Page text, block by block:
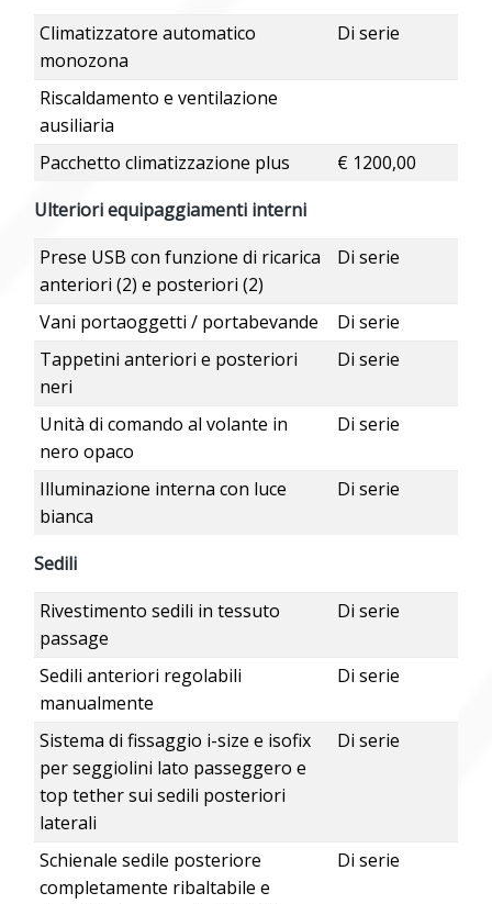
Climatizzatore automatico
monozona
Di serie
Riscaldamento e ventilazione
ausiliaria
Pacchetto climatizzazione plus
€ 1200,00
Ulteriori equipaggiamenti interni
Prese USB con funzione di ricarica
anteriori (2) e posteriori (2)
Di serie
Vani portaoggetti / portabevande
Di serie
Tappetini anteriori e posteriori
neri
Di serie
Unità di comando al volante in
nero opaco
Di serie
Illuminazione interna con luce
bianca
Di serie
Sedili
Rivestimento sedili in tessuto
passage
Di serie
Sedili anteriori regolabili
manualmente
Di serie
Sistema di fissaggio i-size e isofix
per seggiolini lato passeggero e
top tether sui sedili posteriori
laterali
Di serie
Schienale sedile posteriore
completamente ribaltabile e
Di serie